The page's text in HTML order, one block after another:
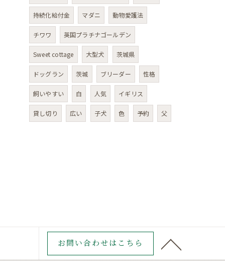
持続化給付金 マダニ 動物愛護法
チワワ 英国プラチナゴールデン
Sweet cottage 大型犬 茨城県
ドッグラン 茨城 ブリーダー 性格
飼いやすい 白 人気 イギリス
貸し切り 広い 子犬 色 予約 父
お問い合わせはこちら